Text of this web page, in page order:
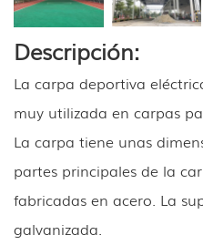
Descripción:
La carpa deportiva
muy utilizada en carpas
La carpa tiene unas
partes principales de la
fabricadas en acero. La
galvanizada.